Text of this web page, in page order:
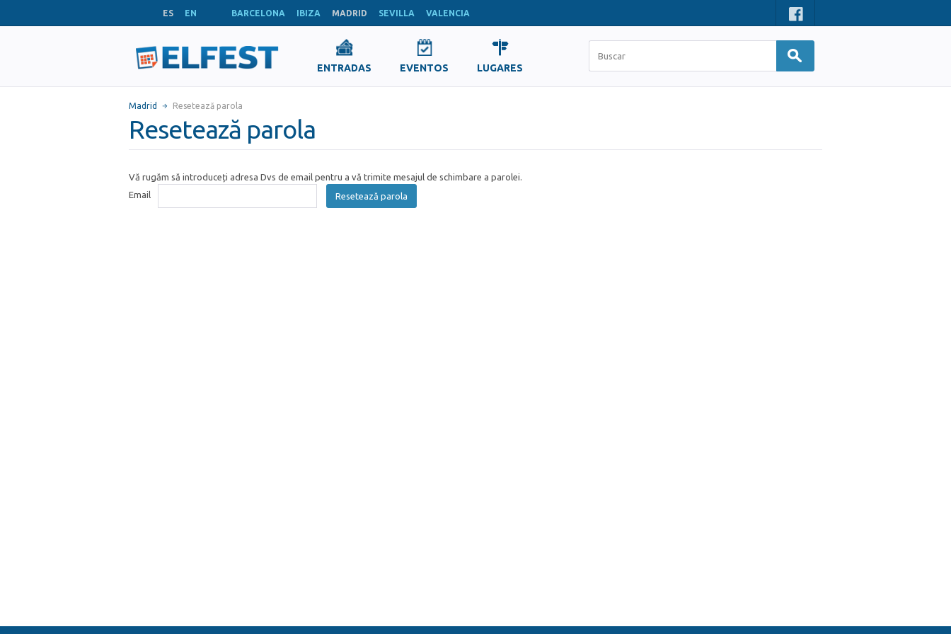
ES EN BARCELONA IBIZA MADRID SEVILLA VALENCIA
ENTRADAS EVENTOS LUGARES
Madrid Resetează parola
Resetează parola
Vă rugăm să introduceți adresa Dvs de email pentru a vă trimite mesajul de schimbare a parolei.
Email
Resetează parola